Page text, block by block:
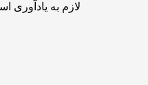
لازم به